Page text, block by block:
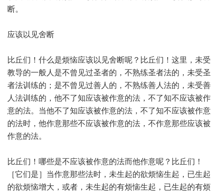
断。
应该以见舍断
比丘们！什么是烦恼应该以见舍断呢？比丘们！这里，未受
教导的一般人是不曾见过圣者的，不熟练圣者法的，未受圣
者法训练的；是不曾见过善人的，不熟练善人法的，未受善
人法训练的，他不了知应该被作意的法，不了知不应该被作
意的法。当他不了知应该被作意的法，不了知不应该被作意
的法时，他作意那些不应该被作意的法，不作意那些应该被
作意的法。
比丘们！哪些是不应该被作意的法而他作意呢？比丘们！
［它们是］当作意那些法时，未生起的欲烦恼生起，已生起
的欲烦恼增大，或者，未生起的有烦恼生起，已生起的有烦